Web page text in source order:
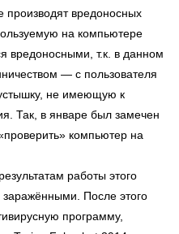
производят вредоносных
на компьютере
вредоносными, т.к. в данном
— с пользователя
не имеющую к
Так, в январе был замечен
компьютер на
работы этого
После этого
программу,